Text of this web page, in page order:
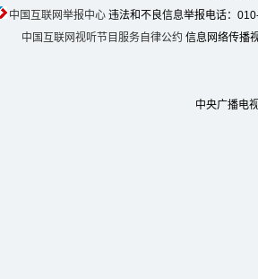
中国互联网举报中心违法和不良信息举报电话：
中国互联网视听节目服务自律公约 信息网络传播
中央广播电